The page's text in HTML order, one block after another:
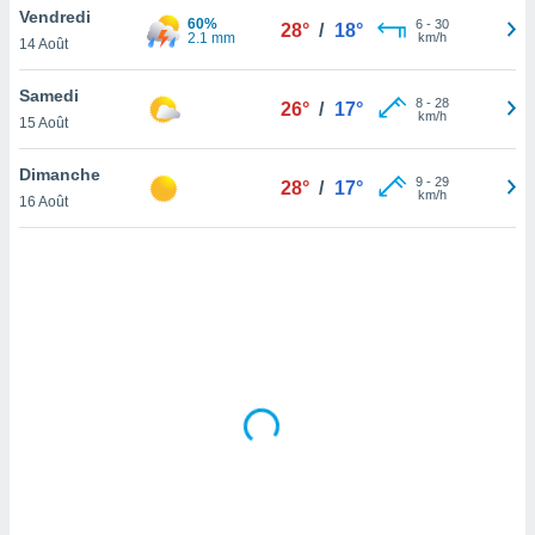
en
de
Vendredi
14 Août
60%
2.1 mm
28° / 18° 6- 30
km/h
Samedi
15 Août
26° / 17° 8- 28
km/h
Dimanche
16 Août
28° / 17° 9- 29
km/h